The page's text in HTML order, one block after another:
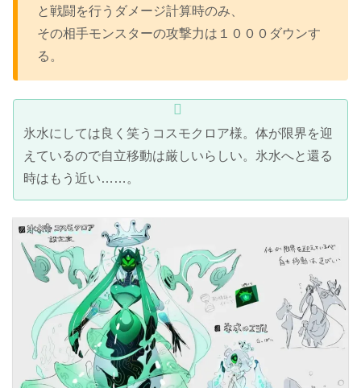
と戦闘を行うダメージ計算時のみ、
その相手モンスターの攻撃力は１０００ダウンす
る。
氷水にしては良く笑うコスモクロア様。体が限界を迎
えているので自立移動は厳しいらしい。氷水へと還る
時はもう近い……。